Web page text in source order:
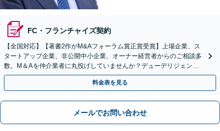
FC・フランチャイズ契約
【全国対応】【著書2作がM&Aフォーラム賞正賞受賞】上場企業、ス
タートアップ企業、非公開中小企業、オーナー経営者からのご相談多
数。M＆Aを仲介業者に丸投げしていませんか？デューデリジェンス
や契約書作成・交渉はお任せください【初回無料】
料金表を見る
メールでお問い合わせ